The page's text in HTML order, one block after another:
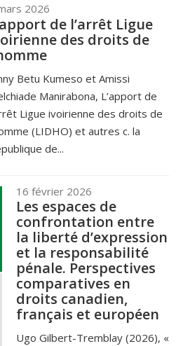
2026
de l’arrêt Ligue
des droits de
Betu Kumeso et Amissi
Manirabona, L’apport de
Ligue ivoirienne des droits de
(LIDHO) et autres c. la
de...
16 février 2026
Les espaces de
confrontation entre
la liberté d’expression
et la responsabilité
pénale. Perspectives
comparatives en
droits canadien,
français et européen
Ugo Gilbert-Tremblay (2026), «